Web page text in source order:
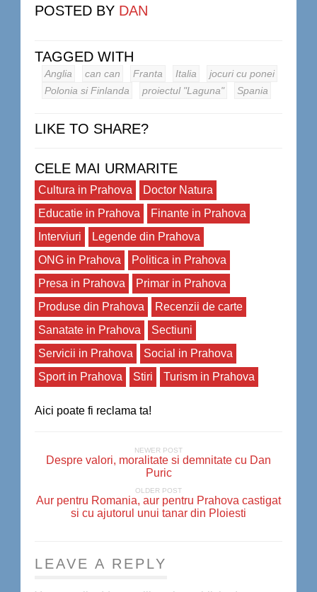
POSTED BY DAN
TAGGED WITH
Anglia can can Franta Italia
jocuri cu ponei
Polonia si Finlanda
proiectul "Laguna" Spania
LIKE TO SHARE?
CELE MAI URMARITE
Cultura in Prahova
Doctor Natura
Educatie in Prahova
Finante in Prahova
Interviuri
Legende din Prahova
ONG in Prahova
Politica in Prahova
Presa in Prahova
Primar in Prahova
Produse din Prahova
Recenzii de carte
Sanatate in Prahova
Sectiuni
Servicii in Prahova
Social in Prahova
Sport in Prahova
Stiri Turism in Prahova
Aici poate fi reclama ta!
NEWER POST
Despre valori, moralitate si demnitate cu Dan
Puric
OLDER POST
Aur pentru Romania, aur pentru Prahova castigat
si cu ajutorul unui tanar din Ploiesti
LEAVE A REPLY